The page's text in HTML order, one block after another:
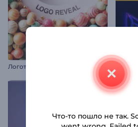
Л
оготип с надувными мячиками
Что-то пошло не так.